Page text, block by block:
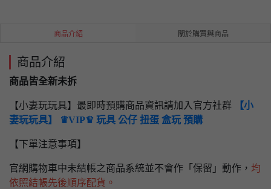
商品介紹 關於購買與商品
商品介紹
商品皆全新未拆
【小妻玩玩具】最即時預購商品資訊請加入官方社群
【小
妻玩玩具】 ♛VIP♛ 玩具 公仔 扭蛋 盒玩 預購
【下單注意事項】
官網購物車中未結帳之商品系統並不會作「保留」動作， 均
依照結帳先後順序配貨。